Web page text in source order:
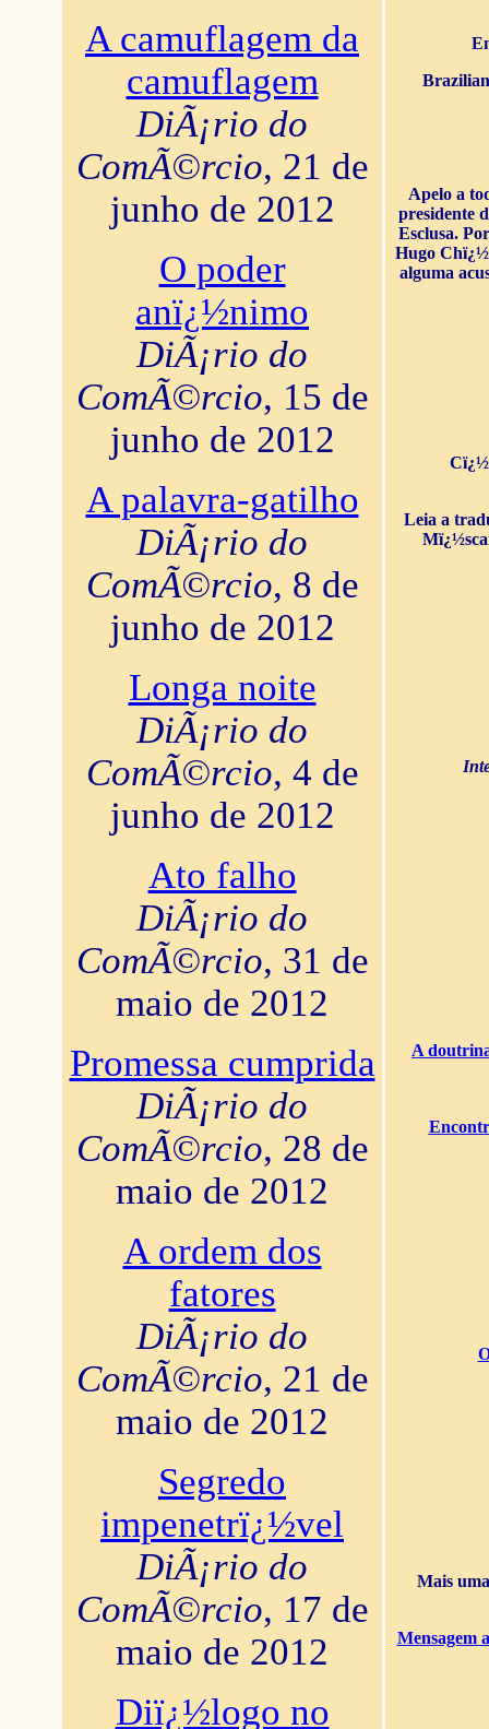
A camuflagem da
camuflagem
DiÃ¡rio do
ComÃ©rcio, 21 de
junho de 2012
O poder
anï¿½nimo
DiÃ¡rio do
ComÃ©rcio, 15 de
junho de 2012
A palavra-gatilho
DiÃ¡rio do
ComÃ©rcio, 8 de
junho de 2012
Longa noite
DiÃ¡rio do
ComÃ©rcio, 4 de
junho de 2012
Ato falho
DiÃ¡rio do
ComÃ©rcio, 31 de
maio de 2012
Promessa cumprida
DiÃ¡rio do
ComÃ©rcio, 28 de
maio de 2012
A ordem dos
fatores
DiÃ¡rio do
ComÃ©rcio, 21 de
maio de 2012
Segredo
impenetrï¿½vel
DiÃ¡rio do
ComÃ©rcio, 17 de
maio de 2012
Diï¿½logo no
Apelo a
presidente
Esclusa.
Hugo
alguma
Leia a
A
Mais
Mensagem